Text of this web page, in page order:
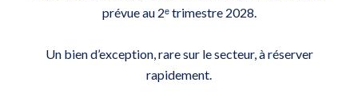
prévue au 2ᵉ trimestre 2028.
Un bien d’exception, rare sur le secteur, à réserver
rapidement.